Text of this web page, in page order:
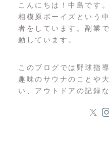
こんにちは！中島です
相模原ボーイズという
者をしています。副業
動しています。
このブログでは野球指
趣味のサウナのことや
い、アウトドアの記録